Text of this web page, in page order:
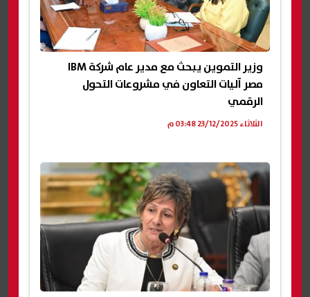
وزير التموين يبحث مع مدير عام شركة IBM
مصر آليات التعاون في مشروعات التحول
الرقمي
الثلاثاء 23/12/2025 03:48 م